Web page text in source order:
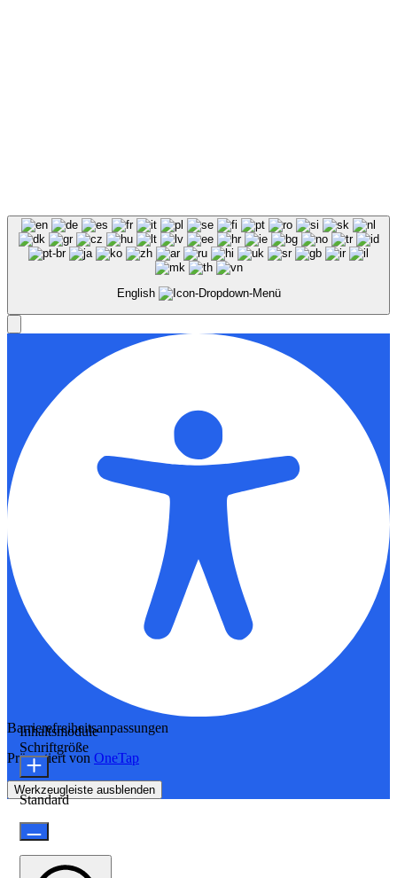
English
Barrierefreiheitsanpassungen
Präsentiert von OneTap
Werkzeugleiste ausblenden
Inhaltsmodule
Schriftgröße
Standard